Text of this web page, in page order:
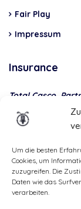
Um die besten
Cookies, um
zuzugreifen. Die
Daten wie das
verarbeiten.
Fair Play
Impressum
Insurance
Total Casco,